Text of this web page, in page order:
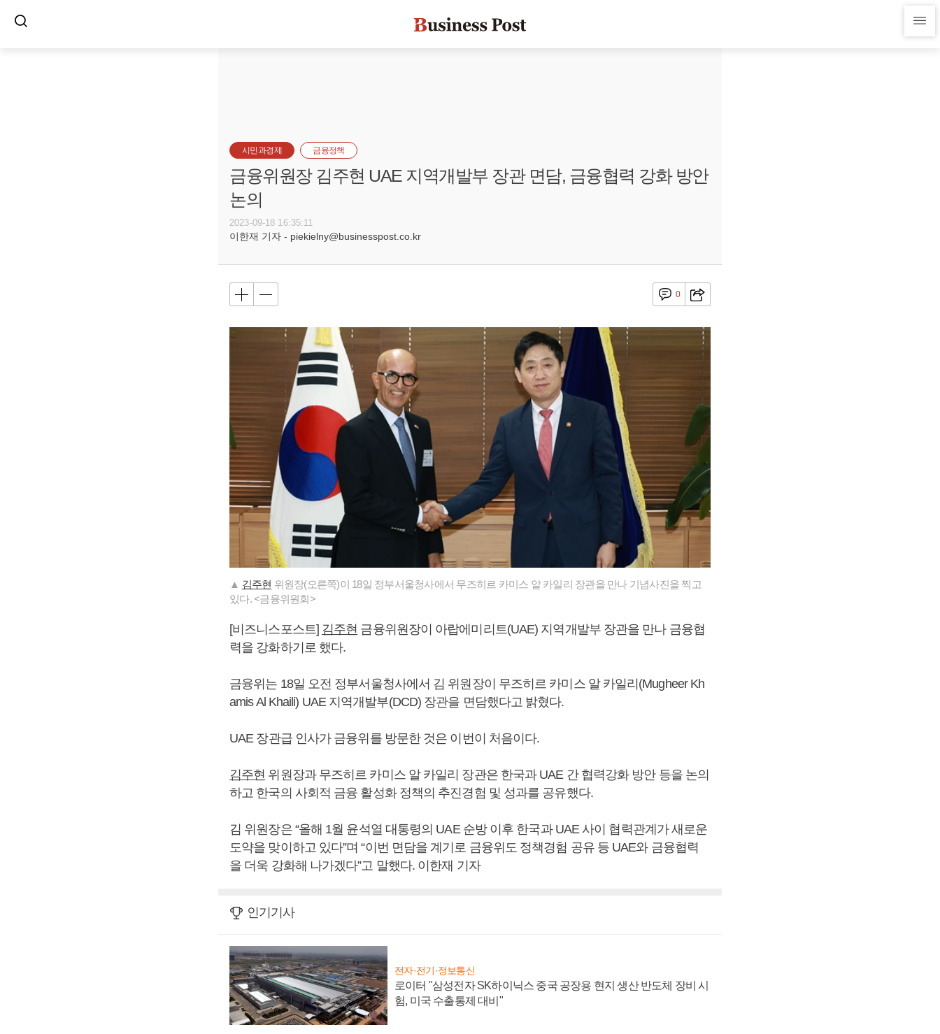
시민과경제 금융정책
금융위원장 김주현 UAE 지역개발부 장관 면담, 금융협력 강화 방안
논의
2023-09-18 16:35:11
이한재 기자 - piekielny@businesspost.co.kr
0
▲ 김주현 위원장(오른쪽)이 18일 정부서울청사에서 무즈히르 카미스 알 카일리 장관을 만나 기념사진을 찍고
있다. <금융위원회>
[비즈니스포스트] 김주현 금융위원장이 아랍에미리트(UAE) 지역개발부 장관을 만나 금융협
력을 강화하기로 했다.
금융위는 18일 오전 정부서울청사에서 김 위원장이 무즈히르 카미스 알 카일리(Mugheer Kh
amis Al Khaili) UAE 지역개발부(DCD) 장관을 면담했다고 밝혔다.
UAE 장관급 인사가 금융위를 방문한 것은 이번이 처음이다.
김주현 위원장과 무즈히르 카미스 알 카일리 장관은 한국과 UAE 간 협력강화 방안 등을 논의
하고 한국의 사회적 금융 활성화 정책의 추진경험 및 성과를 공유했다.
김 위원장은 “올해 1월 윤석열 대통령의 UAE 순방 이후 한국과 UAE 사이 협력관계가 새로운
도약을 맞이하고 있다”며 “이번 면담을 계기로 금융위도 정책경험 공유 등 UAE와 금융협력
을 더욱 강화해 나가겠다”고 말했다. 이한재 기자
인기기사
전자·전기·정보통신
로이터 "삼성전자 SK하이닉스 중국 공장용 현지 생산 반도체 장비 시
험, 미국 수출통제 대비"